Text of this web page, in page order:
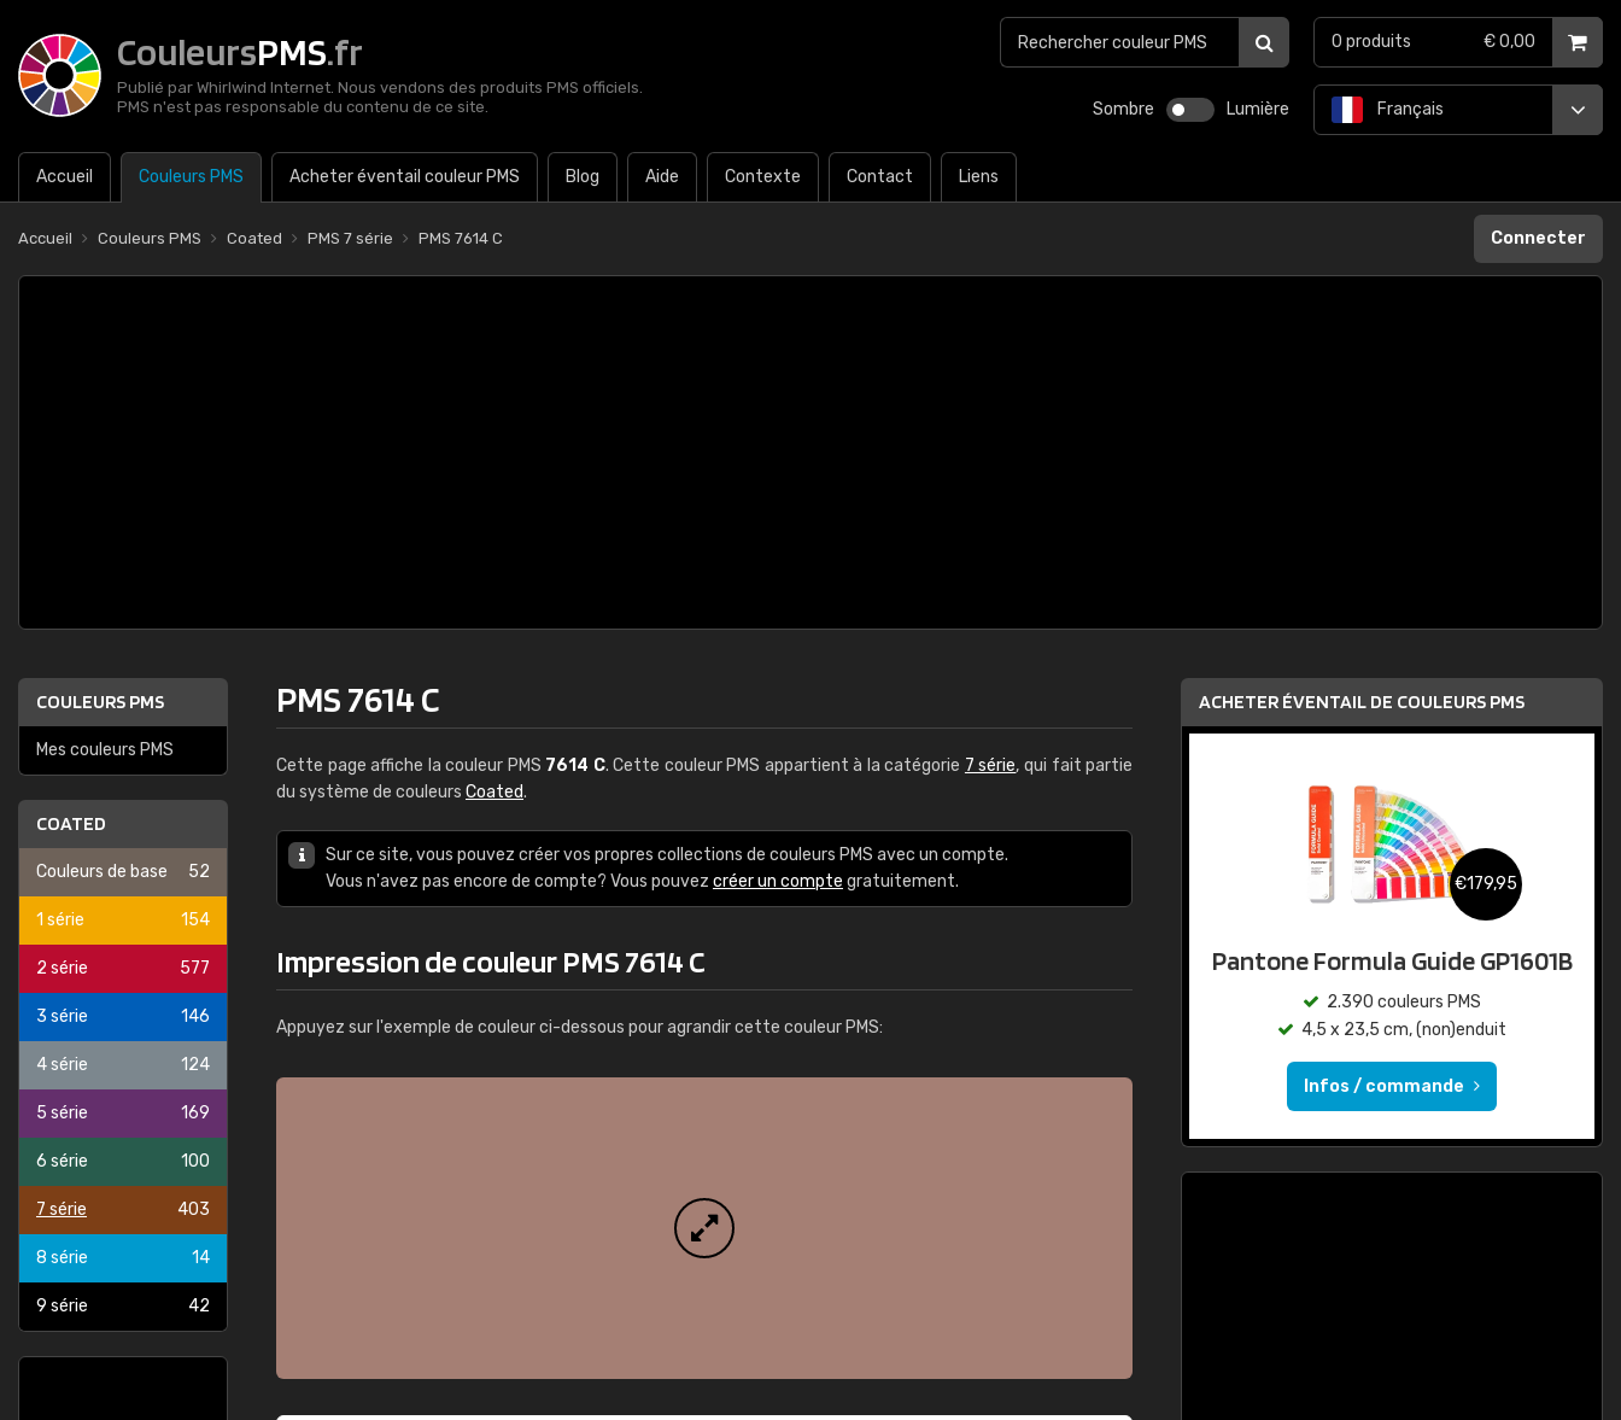
CouleursPMS.fr
Publié par Whirlwind Internet. Nous vendons des produits PMS officiels.
PMS n'est pas responsable du contenu de ce site.
Sombre Lumière
Accueil Couleurs PMS Acheter éventail couleur PMS Blog Aide Contexte Contact Liens
Français
0 produits € 0,00
Accueil Couleurs PMS Coated PMS 7 série PMS 7614 C Connecter
COULEURS PMS
Mes couleurs PMS
COATED
Couleurs de base 52
1 série 154
2 série 577
3 série 146
4 série 124
5 série 169
6 série 100
7 série 403
8 série 14
9 série 42
PMS 7614 C
Cette page affiche la couleur PMS 7614 C. Cette couleur PMS appartient à la catégorie 7 série, qui fait partie
du système de couleurs Coated.
Sur ce site, vous pouvez créer vos propres collections de couleurs PMS avec un compte.
Vous n'avez pas encore de compte? Vous pouvez créer un compte gratuitement.
Impression de couleur PMS 7614 C
Appuyez sur l'exemple de couleur ci-dessous pour agrandir cette couleur PMS:
ACHETER ÉVENTAIL DE COULEURS PMS
€179,95
Pantone Formula Guide GP1601B
2.390 couleurs PMS
4,5 x 23,5 cm, (non)enduit
Infos / commande